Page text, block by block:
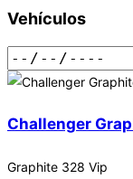
Vehículos
Challenger
Graphite 328 Vip